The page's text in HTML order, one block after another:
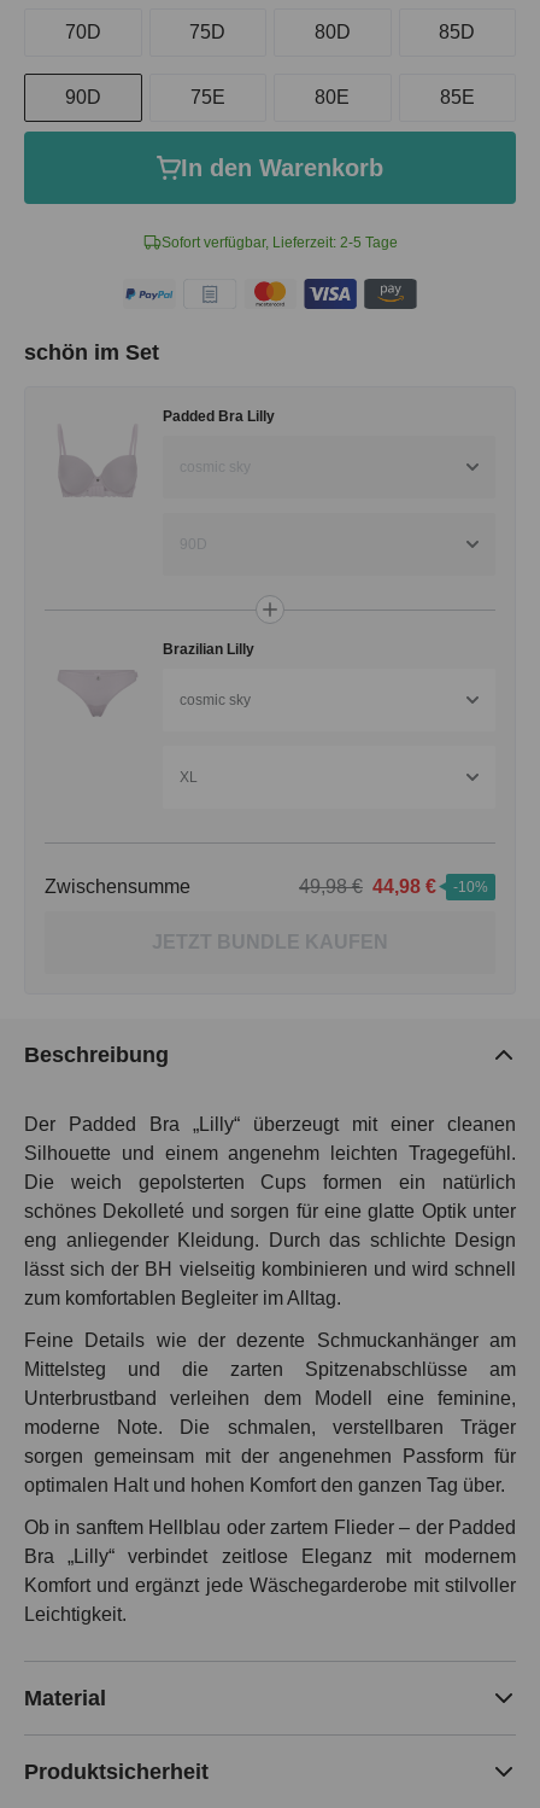
Sofort verfügbar, Lieferzeit: 2-5 Tage
70D 75D 80D 85D
90D 75E 80E 85E
In den Warenkorb
schön im Set
Padded Bra Lilly
cosmic sky
90D
Brazilian Lilly
cosmic sky
XL
Zwischensumme 49,98 € 44,98 € -10%
JETZT BUNDLE KAUFEN
Beschreibung
Der Padded Bra „Lilly“ überzeugt mit einer cleanen
Silhouette und einem angenehm leichten Tragegefühl.
Die weich gepolsterten Cups formen ein natürlich
schönes Dekolleté und sorgen für eine glatte Optik unter
eng anliegender Kleidung. Durch das schlichte Design
lässt sich der BH vielseitig kombinieren und wird schnell
zum komfortablen Begleiter im Alltag.
Feine Details wie der dezente Schmuckanhänger am
Mittelsteg und die zarten Spitzenabschlüsse am
Unterbrustband verleihen dem Modell eine feminine,
moderne Note. Die schmalen, verstellbaren Träger
sorgen gemeinsam mit der angenehmen Passform für
optimalen Halt und hohen Komfort den ganzen Tag über.
Ob in sanftem Hellblau oder zartem Flieder – der Padded
Bra „Lilly“ verbindet zeitlose Eleganz mit modernem
Komfort und ergänzt jede Wäschegarderobe mit stilvoller
Leichtigkeit.
Material
Produktsicherheit